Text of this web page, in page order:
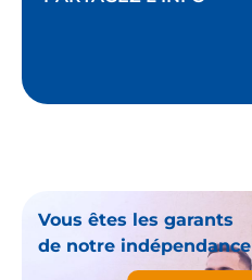
Vous êtes les garants
de notre indépendance